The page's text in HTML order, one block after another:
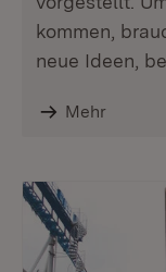
kommen,
neue Ideen,
Mehr